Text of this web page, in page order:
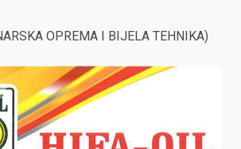
OPREMA I BIJELA TEHNIKA)